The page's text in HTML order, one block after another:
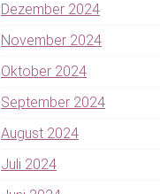
Dezember 2024
November 2024
Oktober 2024
September 2024
August 2024
Juli 2024